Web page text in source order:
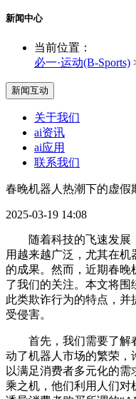
新闻中心
当前位置：
必一·运动(B-Sports)
新闻互动
关于我们
ai资讯
ai应用
联系我们
春晚机器人热潮下的虚假
2025-03-19 14:08
随着科技的飞速发展
用越来越广泛，尤其在
的成果。然而，近期春晚
了我们的关注。本文将
此类欺诈行为的特点，并
受侵害。
首先，我们需要了解
动了机器人市场的繁荣，
以满足消费者多元化的
乘之机，他们利用人们对